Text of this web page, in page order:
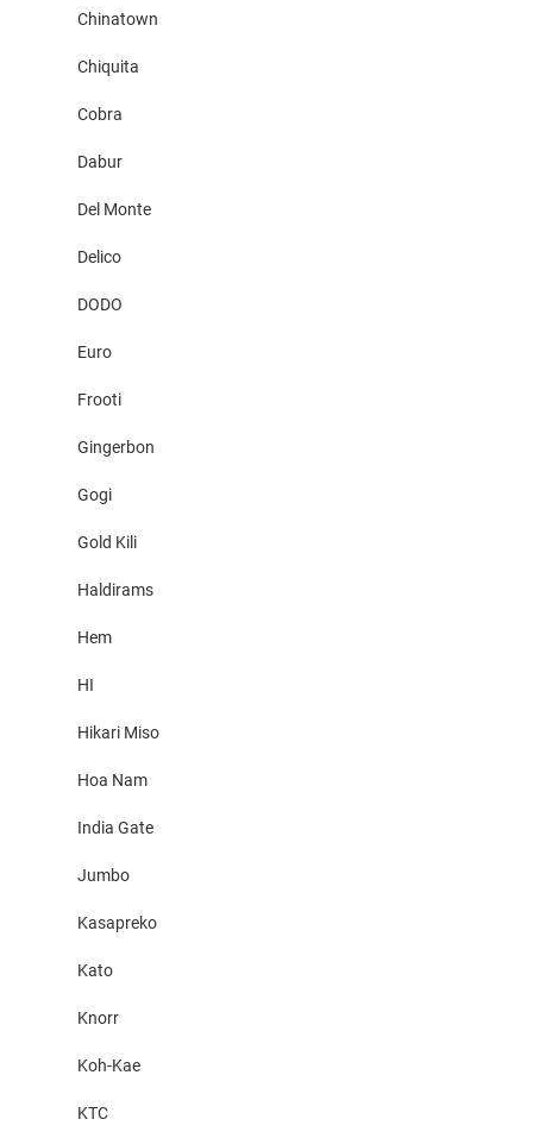
Chinatown
Chiquita
Cobra
Dabur
Del Monte
Delico
DODO
Euro
Frooti
Gingerbon
Gogi
Gold Kili
Haldirams
Hem
HI
Hikari Miso
Hoa Nam
India Gate
Jumbo
Kasapreko
Kato
Knorr
Koh-Kae
KTC